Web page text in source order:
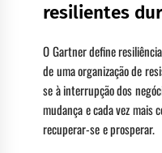
resilientes
O Gartner define
de uma organização de
se à interrupção dos
mudança e cada vez mais
recuperar-se e prosperar.